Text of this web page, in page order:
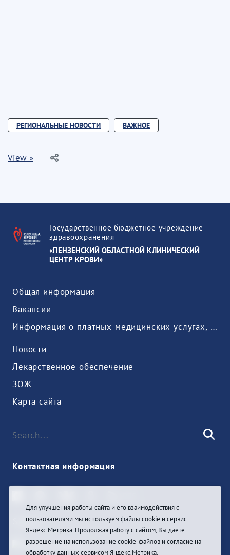
РЕГИОНАЛЬНЫЕ НОВОСТИ ВАЖНОЕ
View »
Государственное бюджетное учреждение
здравоохранения
«ПЕНЗЕНСКИЙ ОБЛАСТНОЙ КЛИНИЧЕСКИЙ
ЦЕНТР КРОВИ»
Общая информация
Вакансии
Информация о платных медицинских услугах, предоставляемых медицинской организацией
Новости
Лекарственное обеспечение
ЗОЖ
Карта сайта
Контактная информация
Sign In
Для улучшения работы сайта и его взаимодействия с
пользователями мы используем файлы cookie и сервис
Яндекс.Метрика. Продолжая работу с сайтом, Вы даете
разрешение на использование cookie-файлов и согласие на
обработку данных сервисом Яндекс.Метрика.